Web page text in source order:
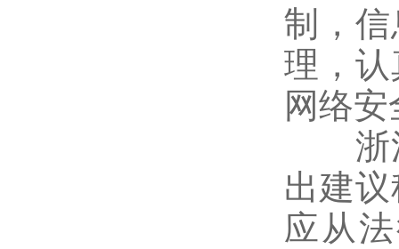
制，
理，
网络安
浙江
出建
应从